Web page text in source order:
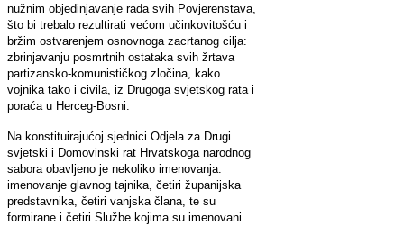
nužnim objedinjavanje rada svih Povjerenstava,
što bi trebalo rezultirati većom učinkovitošću i
bržim ostvarenjem osnovnoga zacrtanog cilja:
zbrinjavanju posmrtnih ostataka svih žrtava
partizansko-komunističkog zločina, kako
vojnika tako i civila, iz Drugoga svjetskog rata i
poraća u Herceg-Bosni.
Na konstituirajućoj sjednici Odjela za Drugi
svjetski i Domovinski rat Hrvatskoga narodnog
sabora obavljeno je nekoliko imenovanja:
imenovanje glavnog tajnika, četiri županijska
predstavnika, četiri vanjska člana, te su
formirane i četiri Službe kojima su imenovani